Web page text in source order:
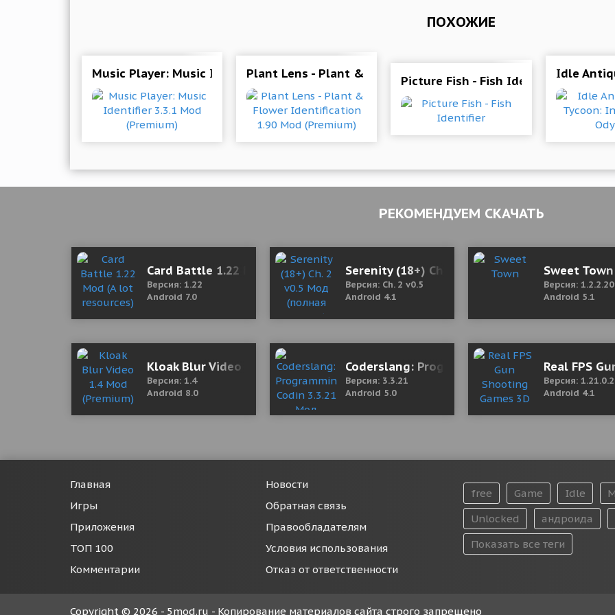
ПОХОЖИЕ
Music Player: Music Identifier 3.3.1 Mod (Premium)Plant Lens - Plant & Flower Identification 1.90 Mod (Premium)
Picture Fish - Fish IdentifierIdle
РЕКОМЕНДУЕМ СКАЧАТЬ
Card Battle 1.22 Mod (A lot resources)
Версия: 1.22
Android 7.0
Serenity (18+) Ch. 2 v0.5 Мод (полная версия)
Версия: Ch. 2 v0.5
Android 4.1
Sweet Town
Версия:
Android 5.1
Kloak Blur Video 1.4 Mod (Premium)
Версия: 1.4
Android 8.0
Coderslang: Programming. Codin 3.3.21 Мод
Версия: 3.3.21
Android 5.0
Real FPS
Версия:
Android 4.1
Главная
Игры
Приложения
ТОП 100
Комментарии
Новости
Обратная связь
Правообладателям
Условия использования
Отказ от ответственности
free Game Idle
Unlocked
андроида
Показать все теги
Copyright © 2026 - 5mod.ru - Копирование материалов сайта строго запрещено